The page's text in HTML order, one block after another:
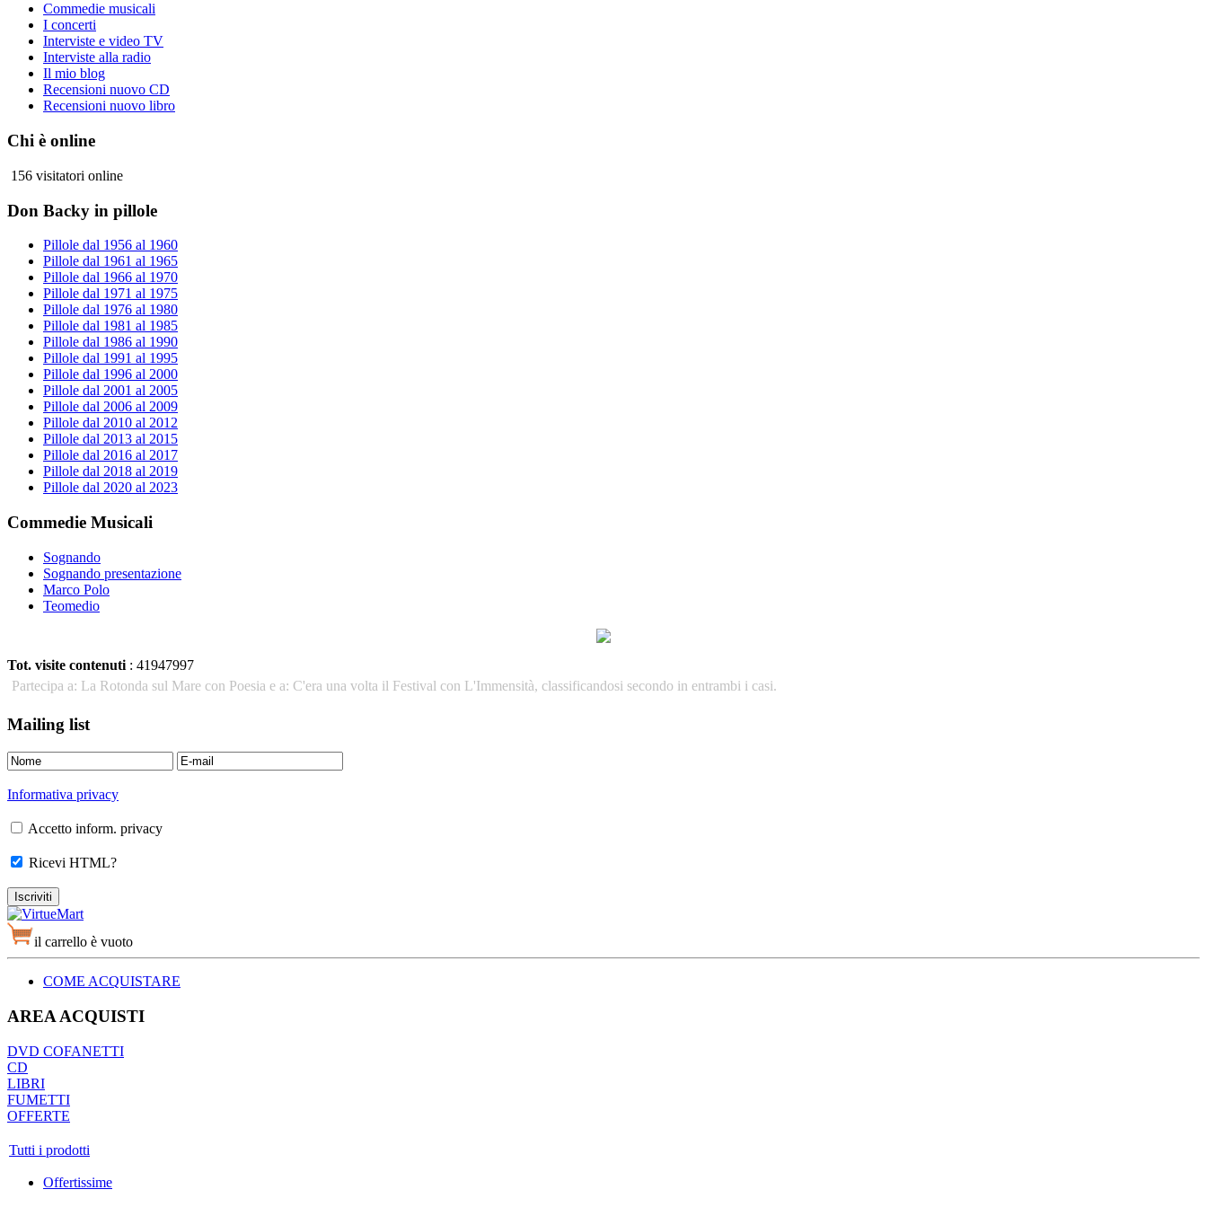
Commedie musicali
I concerti
Interviste e video TV
Interviste alla radio
Il mio blog
Recensioni nuovo CD
Recensioni nuovo libro
Chi è online
156 visitatori online
Don Backy in pillole
Pillole dal 1956 al 1960
Pillole dal 1961 al 1965
Pillole dal 1966 al 1970
Pillole dal 1971 al 1975
Pillole dal 1976 al 1980
Pillole dal 1981 al 1985
Pillole dal 1986 al 1990
Pillole dal 1991 al 1995
Pillole dal 1996 al 2000
Pillole dal 2001 al 2005
Pillole dal 2006 al 2009
Pillole dal 2010 al 2012
Pillole dal 2013 al 2015
Pillole dal 2016 al 2017
Pillole dal 2018 al 2019
Pillole dal 2020 al 2023
Commedie Musicali
Sognando
Sognando presentazione
Marco Polo
Teomedio
Tot. visite contenuti : 41947997
Partecipa a: La Rotonda sul Mare con Poesia e a: C'era una volta il Festival con L'Immensità, classificandosi secondo in entrambi i casi.
Mailing list
Informativa privacy
Accetto inform. privacy
Ricevi HTML?
il carrello è vuoto
COME ACQUISTARE
AREA ACQUISTI
DVD COFANETTI
CD
LIBRI
FUMETTI
OFFERTE
Tutti i prodotti
Offertissime